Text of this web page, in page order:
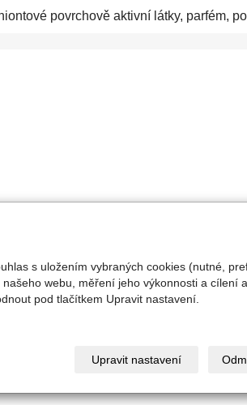
povrchově aktivní látky, parfém,
s uložením vybraných cookies (nutné,
webu, měření jeho výkonnosti a cílení
pod tlačítkem Upravit nastavení.
Upravit nastavení